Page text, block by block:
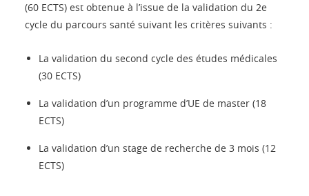
(60 ECTS) est obtenue à l’issue de la validation du 2e
cycle du parcours santé suivant les critères suivants :
La validation du second cycle des études médicales
(30 ECTS)
La validation d’un programme d’UE de master (18
ECTS)
La validation d’un stage de recherche de 3 mois (12
ECTS)